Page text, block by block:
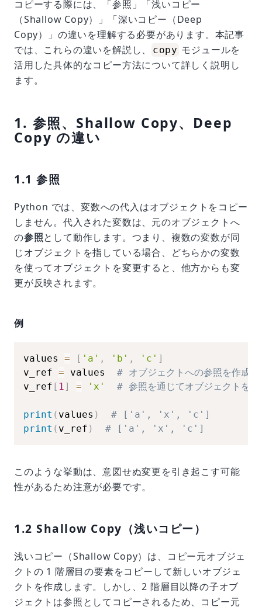
コピーする際には、「参照」「浅いコピー
（Shallow Copy）」「深いコピー（Deep
Copy）」の違いを理解する必要があります。本記事
では、これらの違いを解説し、
copy モジュールを
活用した具体的なコピー方法について詳しく説明し
ます。
1. 参照、Shallow Copy、Deep
Copy の違い
1.1 参照
Python では、変数への代入はオブジェクトをコピー
しません。代入された変数は、元のオブジェクトへ
の参照として動作します。つまり、複数の変数が同
じオブジェクトを指している場合、どちらかの変数
を使ってオブジェクトを変更すると、他方からも変
更が反映されます。
例
values = [ 'a' , 'b' , 'c' ]
v_ref = values # オブジェクトへの参照を作成
v_ref [ 1] = 'x' # 参照を通じてオブジェクトを変
print ( values )
# ['a', 'x', 'c']
print ( v_ref ) # ['a', 'x', 'c']
このような挙動は、意図せぬ変更を引き起こす可能
性があるため注意が必要です。
1.2 Shallow Copy（浅いコピー）
浅いコピー（Shallow Copy）は、コピー元オブジェ
クトの 1 階層目の要素をコピーして新しいオブジェ
クトを作成します。しかし、2 階層目以降の子オブ
ジェクトは参照としてコピーされるため、コピー元